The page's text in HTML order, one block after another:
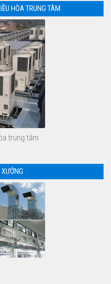
HÒA TRUNG TÂM
trung tâm